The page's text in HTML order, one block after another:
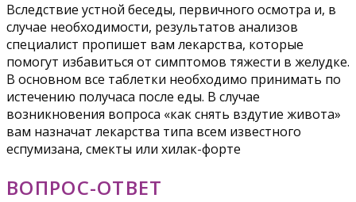
Вследствие устной беседы, первичного осмотра и, в
случае необходимости, результатов анализов
специалист пропишет вам лекарства, которые
помогут избавиться от симптомов тяжести в желудке.
В основном все таблетки необходимо принимать по
истечению получаса после еды. В случае
возникновения вопроса «как снять вздутие живота»
вам назначат лекарства типа всем известного
еспумизана, смекты или хилак-форте
ВОПРОС-ОТВЕТ